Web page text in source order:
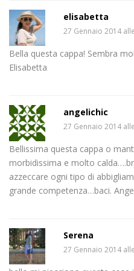
elisabetta
27 Gennaio 2014
Bella questa cappa! Sembra
Elisabetta
angelichic
27 Gennaio 2014
Bellissima questa cappa o
morbidissima e molto
azzeccare ogni tipo di
grande competenza…baci.
Serena
27 Gennaio 2014